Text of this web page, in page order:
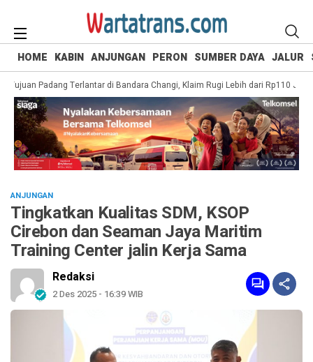
HOME KABIN ANJUNGAN PERON SUMBER DAYA JALUR
Padang Terlantar di Bandara Changi, Klaim Rugi Lebih dari Rp110 Juta
ANJUNGAN
Tingkatkan Kualitas SDM, KSOP
Cirebon dan Seaman Jaya Maritim
Training Center jalin Kerja Sama
Redaksi
2 Des 2025 - 16:39 WIB